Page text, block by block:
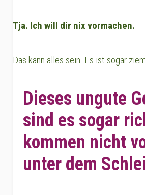
Tja. Ich will dir nix vormachen.
Das kann alles sein. Es ist sogar
Dieses ungute
sind es sogar
kommen nicht
unter dem